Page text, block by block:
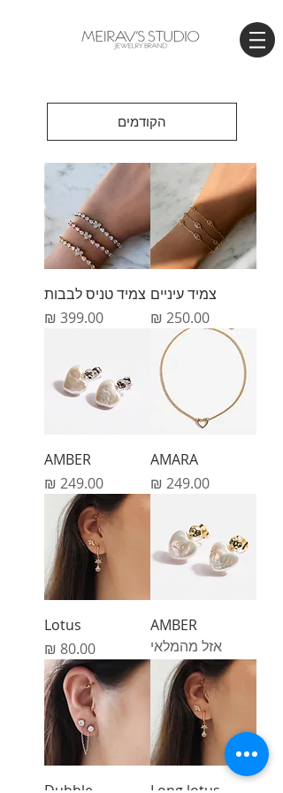
הקודמים
צמיד עיניים
מחיר
צמיד טניס לבבות
מחיר
AMARA
מחיר
AMBER
מחיר
AMBER
אזל מהמלאי
Lotus
מחיר